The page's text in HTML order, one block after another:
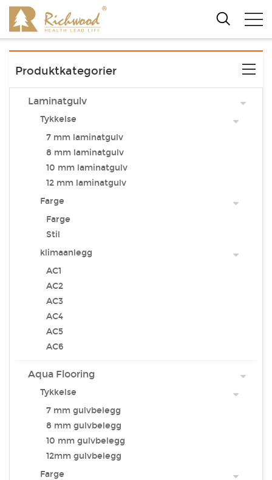
Produktkategorier
Laminatgulv
Tykkelse
7 mm laminatgulv
8 mm laminatgulv
10 mm laminatgulv
12 mm laminatgulv
Farge
Farge
Stil
klimaanlegg
AC1
AC2
AC3
AC4
AC5
AC6
Aqua Flooring
Tykkelse
7 mm gulvbelegg
8 mm gulvbelegg
10 mm gulvbelegg
12mm gulvbelegg
Farge